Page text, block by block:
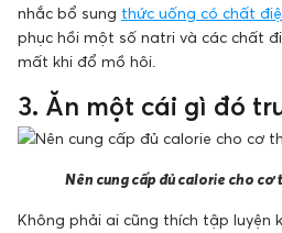
nhắc bổ sung thức uống có chất
phục hồi một số natri và các chất
mất khi đổ mồ hôi.
3. Ăn một cái gì đó
Nên cung cấp đủ calorie cho
Không phải ai cũng thích tập luyện